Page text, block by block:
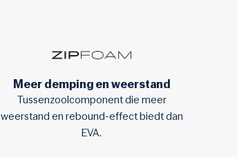
Meer demping en weerstand
Tussenzoolcomponent die meer
weerstand en rebound-effect biedt dan
EVA.